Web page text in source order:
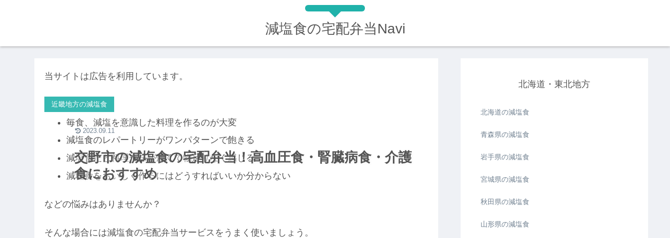
減塩食の宅配弁当Navi
当サイトは広告を利用しています。
交野市の減塩食の宅配弁当！高血圧食・腎臓病食・介護
食におすすめ
近畿地方の減塩食
2023.09.11
毎食、減塩を意識した料理を作るのが大変
減塩食のレパートリーがワンパターンで飽きる
減塩食だと料理が味が薄くて物足りなく感じる
減塩食をおいしく作るにはどうすればいいか分からない
などの悩みはありませんか？
そんな場合には減塩食の宅配弁当サービスをうまく使いましょう。
北海道・東北地方
北海道の減塩食
青森県の減塩食
岩手県の減塩食
宮城県の減塩食
秋田県の減塩食
山形県の減塩食